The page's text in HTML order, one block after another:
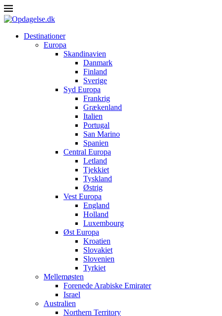
Destinationer
Europa
Skandinavien
Danmark
Finland
Sverige
Syd Europa
Frankrig
Grækenland
Italien
Portugal
San Marino
Spanien
Central Europa
Letland
Tjekkiet
Tyskland
Østrig
Vest Europa
England
Holland
Luxembourg
Øst Europa
Kroatien
Slovakiet
Slovenien
Tyrkiet
Mellemøsten
Forenede Arabiske Emirater
Israel
Australien
Northern Territory